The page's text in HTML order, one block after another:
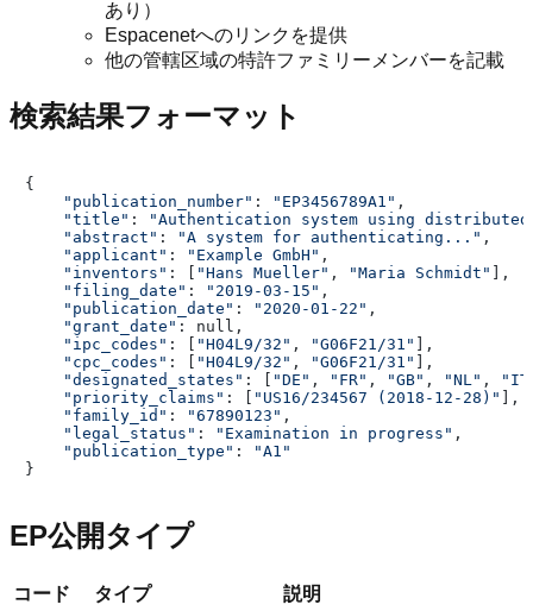
あり）
Espacenetへのリンクを提供
他の管轄区域の特許ファミリーメンバーを記載
検索結果フォーマット
{
"publication_number" : "EP3456789A1" ,
"title" :
"Authentication system using
"abstract" : "A system for authenticating..." ,
"applicant" : "Example GmbH" ,
"inventors" : [ "Hans Mueller" , "Maria Schmidt" ],
"filing_date" : "2019-03-15" ,
"publication_date" : "2020-01-22" ,
"grant_date" : null,
"ipc_codes" : [ "H04L9/32" , "G06F21/31" ],
"cpc_codes" : [ "H04L9/32" , "G06F21/31" ],
"designated_states" : [ "DE" , "FR" , "GB" , "NL" ,
"priority_claims" : [ "US16/234567 (2018-12-28)" ],
"family_id" : "67890123" ,
"legal_status" : "Examination in progress" ,
"publication_type" :
"A1"
EP公開タイプ
コード タイプ
説明